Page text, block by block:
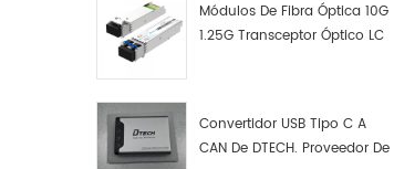
Módulos De Fibra Óptica 10G
1.25G Transceptor Óptico LC
Convertidor USB Tipo C A
CAN De DTECH. Proveedor De